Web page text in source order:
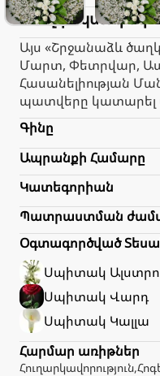
Ծաղկեպսակ սգո
Այս «Շրջանաձև
Մարտ, Փետրվար,
Հասանելիության
պատվերը կատարել
Գինը
Ապրանքի Համարը
Կատեգորիան
Պատրաստման
Օգտագործված
Սպիտակ
Սպիտակ Վարդ
Սպիտակ Կալլա
Հարմար առիթներ
Հուղարկավորություն,